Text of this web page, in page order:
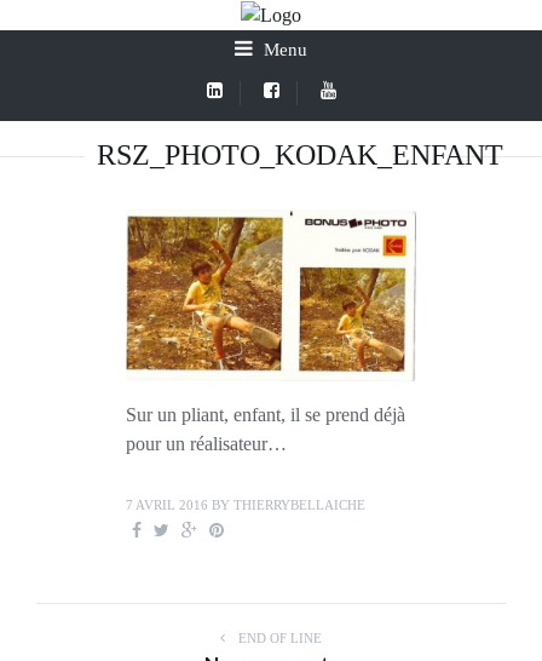
Menu
RSZ_PHOTO_KODAK_ENFANT
Sur un pliant, enfant, il se prend déjà
pour un réalisateur…
7 AVRIL 2016 BY THIERRYBELLAICHE
END OF LINE